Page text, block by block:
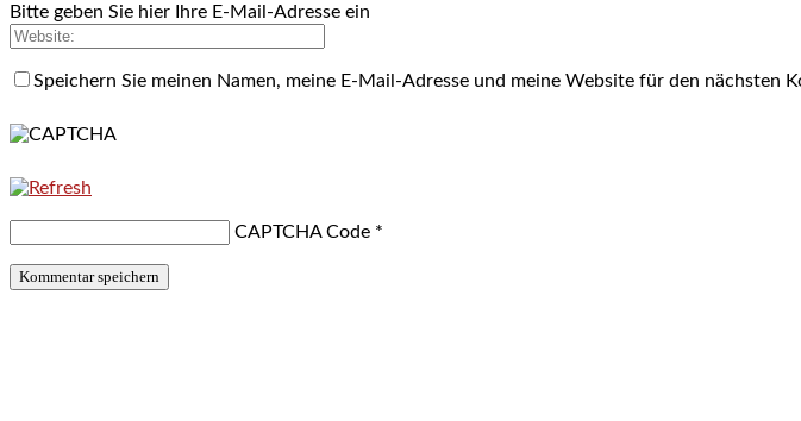
Bitte geben Sie hier Ihre E-Mail-Adresse ein
Speichern Sie meinen Namen, meine E-Mail-Adresse und meine Website für den nächsten
CAPTCHA Code *